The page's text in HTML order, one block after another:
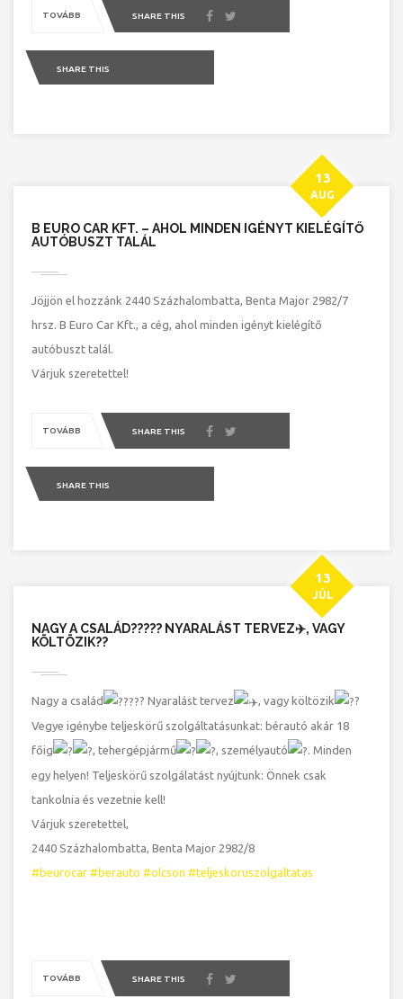
TOVÁBB SHARE THIS
SHARE THIS
B EURO CAR KFT. – AHOL MINDEN IGÉNYT KIELÉGÍTŐ
AUTÓBUSZT TALÁL
13
AUG
Jöjjön el hozzánk 2440 Százhalombatta, Benta Major 2982/7
hrsz. B Euro Car Kft., a cég, ahol minden igényt kielégítő
autóbuszt talál.
Várjuk szeretettel!
TOVÁBB SHARE THIS
SHARE THIS
NAGY A CSALÁD?‍?‍?‍?? NYARALÁST TERVEZ✈️, VAGY
KÖLTÖZIK??
13
JÚL
Nagy a család ? Nyaralást tervez , vagy költözik ?
Vegye igénybe teljeskörű szolgáltatásunkat: bérautó akár 18
főig
, tehergépjármű , személyautó . Minden
egy helyen! Teljeskörű szolgálatást nyújtunk: Önnek csak
tankolnia és vezetnie kell!
Várjuk szeretettel,
2440 Százhalombatta, Benta Major 2982/8
#beurocar #berauto #olcson #teljeskoruszolgaltatas
TOVÁBB SHARE THIS